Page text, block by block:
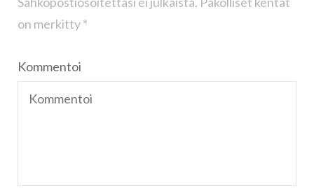
on merkitty*
Kommentoi